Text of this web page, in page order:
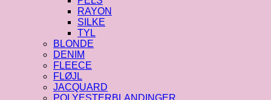
RAYON
SILKE
TYL
BLONDE
DENIM
FLEECE
FLØJL
JACQUARD